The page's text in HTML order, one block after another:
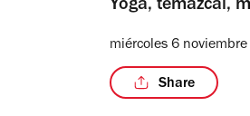
Yoga, temazcal,
miércoles 6
Share